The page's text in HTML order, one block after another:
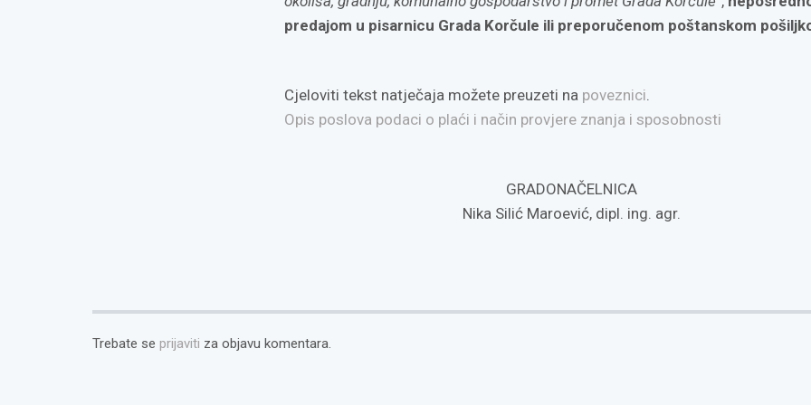
predajom u pisarnicu Grada Korčule ili preporučenom poštanskom
Cjeloviti tekst natječaja možete preuzeti na poveznici.
Opis poslova podaci o plaći i način provjere znanja i sposobnosti
GRADONAČELNICA
Nika Silić Maroević, dipl. ing. agr.
Trebate se prijaviti za objavu komentara.